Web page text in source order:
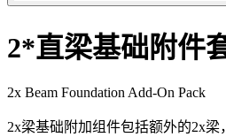
2*直梁基础附件
2x Beam Foundation Add-On Pack
2x梁基础附加组件包括额外的2x